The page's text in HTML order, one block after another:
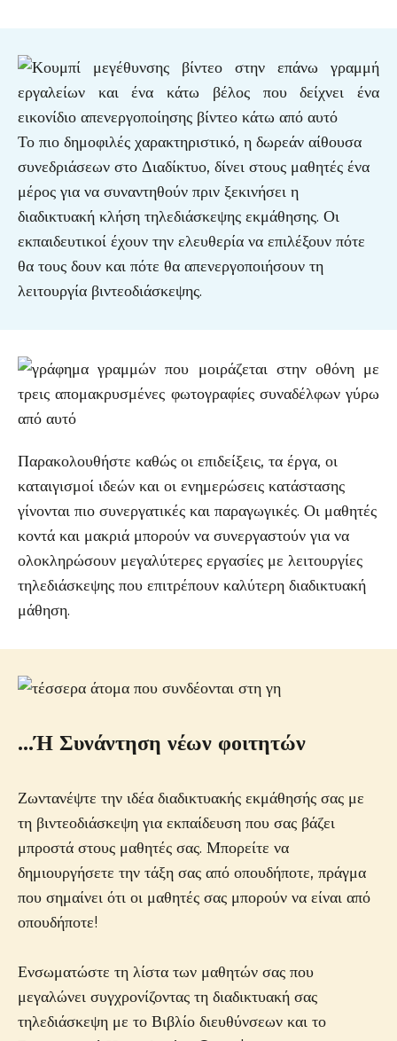
Το πιο δημοφιλές χαρακτηριστικό, η δωρεάν αίθουσα
συνεδριάσεων στο Διαδίκτυο, δίνει στους μαθητές ένα
μέρος για να συναντηθούν πριν ξεκινήσει η
διαδικτυακή κλήση τηλεδιάσκεψης εκμάθησης. Οι
εκπαιδευτικοί έχουν την ελευθερία να επιλέξουν πότε
θα τους δουν και πότε θα απενεργοποιήσουν τη
λειτουργία βιντεοδιάσκεψης.
Παρακολουθήστε καθώς οι επιδείξεις, τα έργα, οι
καταιγισμοί ιδεών και οι ενημερώσεις κατάστασης
γίνονται πιο συνεργατικές και παραγωγικές. Οι μαθητές
κοντά και μακριά μπορούν να συνεργαστούν για να
ολοκληρώσουν μεγαλύτερες εργασίες με λειτουργίες
τηλεδιάσκεψης που επιτρέπουν καλύτερη διαδικτυακή
μάθηση.
…Ή Συνάντηση νέων φοιτητών
Ζωντανέψτε την ιδέα διαδικτυακής εκμάθησής σας με
τη βιντεοδιάσκεψη για εκπαίδευση που σας βάζει
μπροστά στους μαθητές σας. Μπορείτε να
δημιουργήσετε την τάξη σας από οπουδήποτε, πράγμα
που σημαίνει ότι οι μαθητές σας μπορούν να είναι από
οπουδήποτε!
Ενσωματώστε τη λίστα των μαθητών σας που
μεγαλώνει συγχρονίζοντας τη διαδικτυακή σας
τηλεδιάσκεψη με το Βιβλίο διευθύνσεων και το